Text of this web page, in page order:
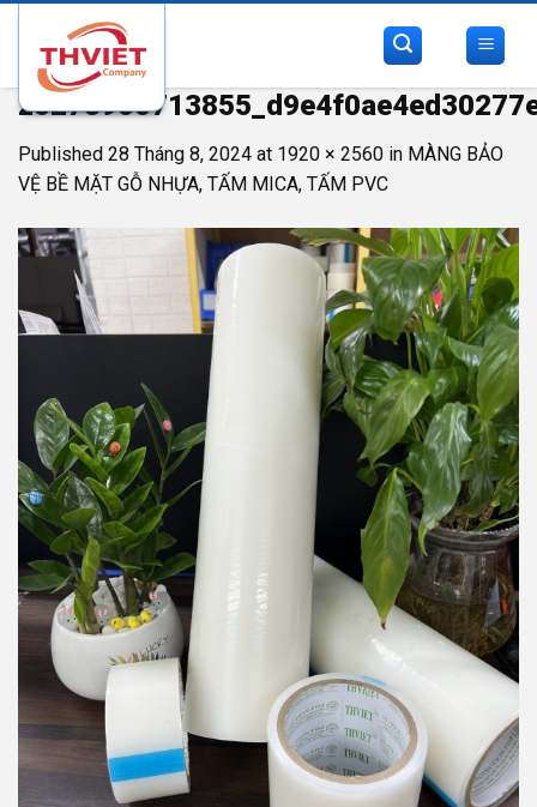
content
Published 28 Tháng 8, 2024 at 1920 × 2560 in MÀNG BẢO
VỆ BỀ MẶT GỖ NHỰA, TẤM MICA, TẤM PVC